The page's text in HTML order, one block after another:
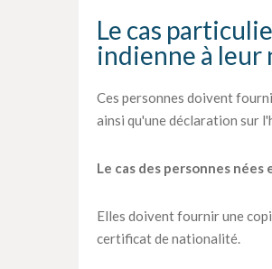
Le cas
indienne à leur
Ces personnes doivent
ainsi qu'une déclaration sur
Le cas des personnes
Elles doivent fournir une
certificat de nationalité.